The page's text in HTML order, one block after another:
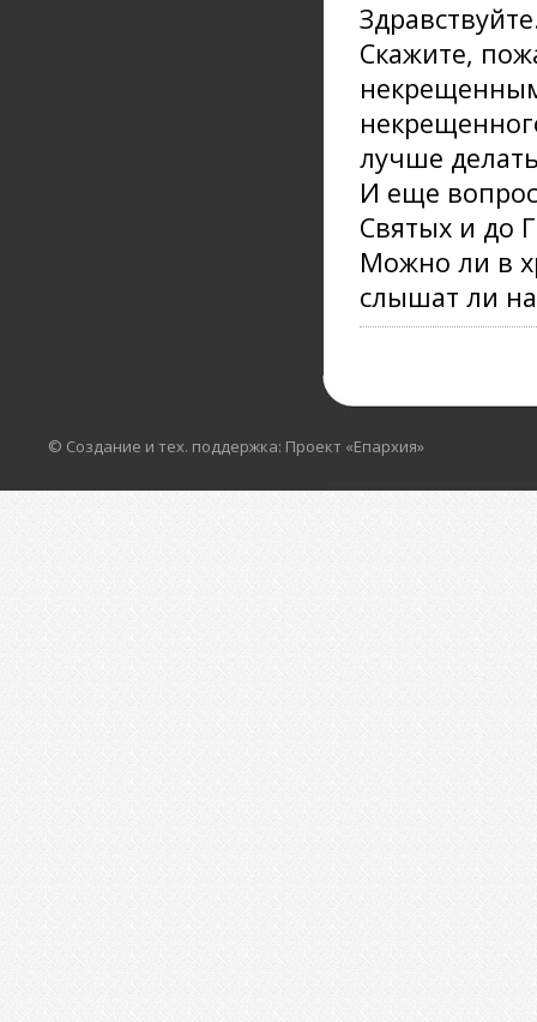
Скажите,
лучше
И еще
Святых и до
Можно ли в
слышат ли
© Создание и тех. поддержка: Проект «Епархия»